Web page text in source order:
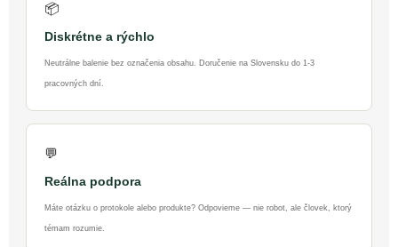
📦
Diskrétne a rýchlo
Neutrálne balenie bez označenia obsahu. Doručenie na Slovensku do 1-3
pracovných dní.
💬
Reálna podpora
Máte otázku o protokole alebo produkte? Odpovieme — nie robot, ale človek, ktorý
témam rozumie.